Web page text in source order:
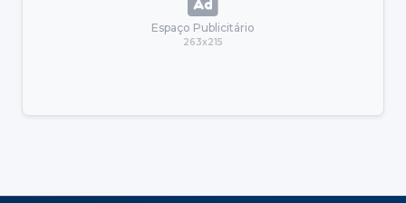
Espaço Publicitário
263x215